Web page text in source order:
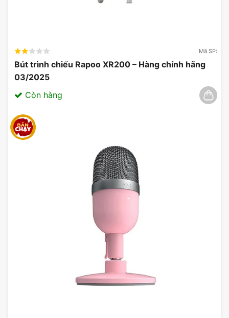
Thiết kế gọn nhẹ cho người dùng
Yếu tố trọng lượng nhẹ ngày càng trở nên quan
trọng, giúp người dùng dễ dàng tiếp cận và thích
ứng với thiết bị. Bút trình chiếu Logitech R500S
được thiết kế với kích thước nhỏ gọn không chỉ
tạo ra sự thuận tiện mà còn mang lại trải nghiệm
Sự linh hoạt của Logitech R500S cho phép người
không gian khác nhau. Tính linh hoạt thực sự có
giá trị trong những sự kiện cần sự tương tác và
chuẩn bị nhanh chóng.
Mã SP:
Bút trình chiếu Rapoo XR200 – Hàng chính hãng
03/2025
Còn hàng